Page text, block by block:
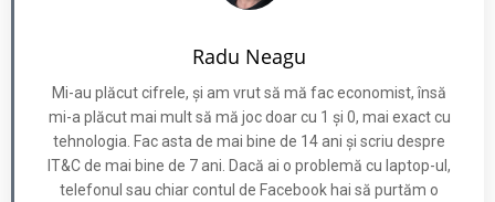
Radu Neagu
Mi-au plăcut cifrele, și am vrut să mă fac economist, însă
mi-a plăcut mai mult să mă joc doar cu 1 și 0, mai exact cu
tehnologia. Fac asta de mai bine de 14 ani și scriu despre
IT&C de mai bine de 7 ani. Dacă ai o problemă cu laptop-ul,
telefonul sau chiar contul de Facebook hai să purtăm o